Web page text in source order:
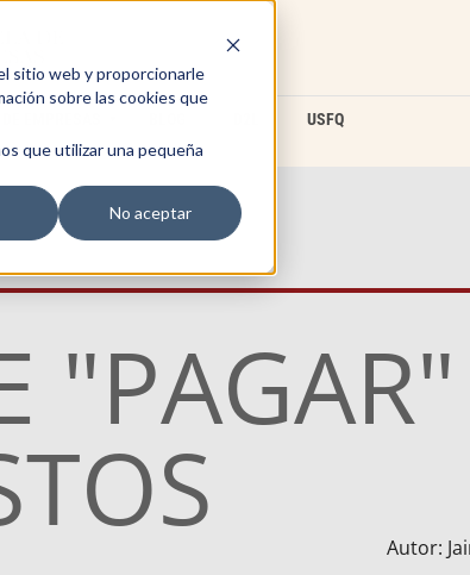
sitio web y proporcionarle
sobre las cookies que
que utilizar una pequeña
No aceptar
USFQ
"PAGAR"
Autor: